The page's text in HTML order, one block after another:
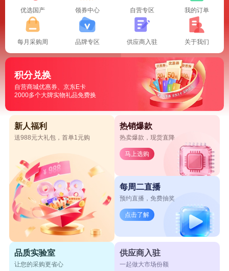
优选国产 领券中心 自营专区 我的订单
每月采购周 品牌专区 供应商入驻 关于我们
积分兑换
自营商城优惠券、京东E卡
2000多个大牌实物礼品免费换
新人福利
送988元大礼包，首单1元购
热销爆款
热卖爆款，现货直降
马上选购
每周二直播
预约直播，免费抽奖
点击了解
品质实验室
让您的采购更省心
供应商入驻
一起做大市场份额